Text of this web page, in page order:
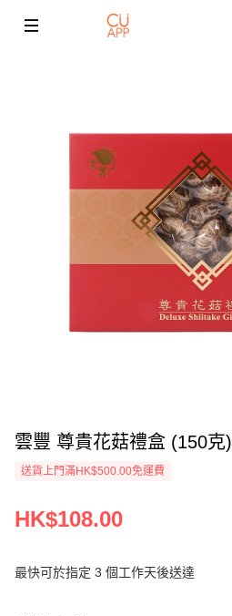
雲豐 尊貴花菇禮盒 (150克)
送貨上門滿HK$500.00免運費
HK$108.00
最快可於指定 3 個工作天後送達